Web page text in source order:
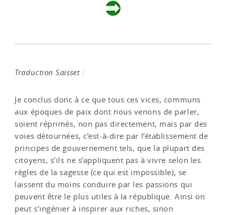
Traduction Saisset :
Je conclus donc à ce que tous ces vices, communs
aux époques de paix dont nous venons de parler,
soient réprimés, non pas directement, mais par des
voies détournées, c’est-à-dire par l’établissement de
principes de gouvernement tels, que la plupart des
citoyens, s’ils ne s’appliquent pas à vivre selon les
règles de la sagesse (ce qui est impossible), se
laissent du moins conduire par les passions qui
peuvent être le plus utiles à la république. Ainsi on
peut s’ingénier à inspirer aux riches, sinon